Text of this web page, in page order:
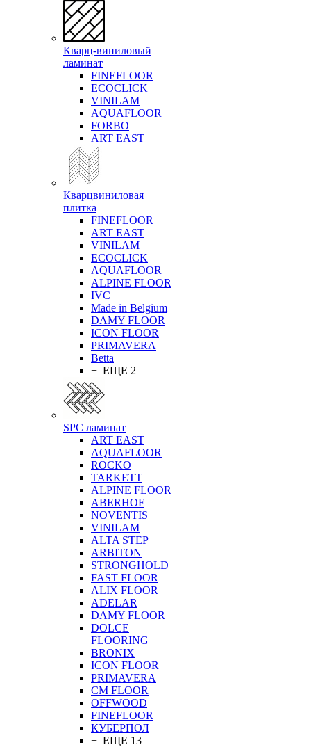
Кварц-виниловый
ламинат
FINEFLOOR
ECOCLICK
VINILAM
AQUAFLOOR
FORBO
ART EAST
Кварцвиниловая
плитка
FINEFLOOR
ART EAST
VINILAM
ECOCLICK
AQUAFLOOR
ALPINE FLOOR
IVC
Made in Belgium
DAMY FLOOR
ICON FLOOR
PRIMAVERA
Betta
+ ЕЩЕ 2
SPC ламинат
ART EAST
AQUAFLOOR
ROCKO
TARKETT
ALPINE FLOOR
ABERHOF
NOVENTIS
VINILAM
ALTA STEP
ARBITON
STRONGHOLD
FAST FLOOR
ALIX FLOOR
ADELAR
DAMY FLOOR
DOLCE
FLOORING
BRONIX
ICON FLOOR
PRIMAVERA
CM FLOOR
OFFWOOD
FINEFLOOR
КУБЕРПОЛ
+ ЕЩЕ 13